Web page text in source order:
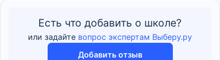
Есть что добавить о школе?
или задайте вопрос экспертам Выберу.ру
Добавить отзыв